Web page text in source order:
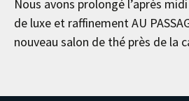
Nous avons prolongé l’après
de luxe et raffinement AU
nouveau salon de thé près de la